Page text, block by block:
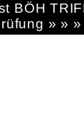
BÖH
» »